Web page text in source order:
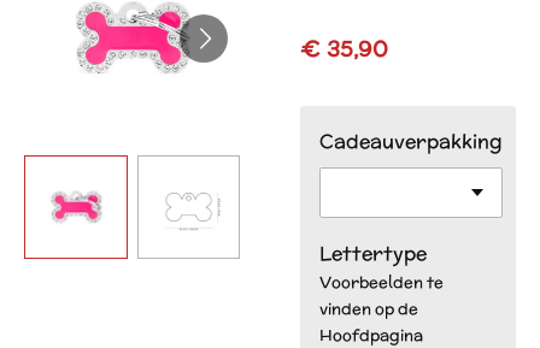
€ 35,90
Cadeauverpakking
Lettertype
Voorbeelden te
vinden op de
Hoofdpagina